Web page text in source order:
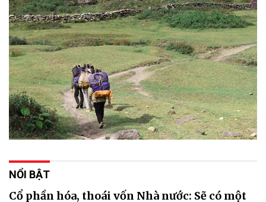
NỔI BẬT
Cổ phần hóa, thoái vốn Nhà nước: Sẽ có một